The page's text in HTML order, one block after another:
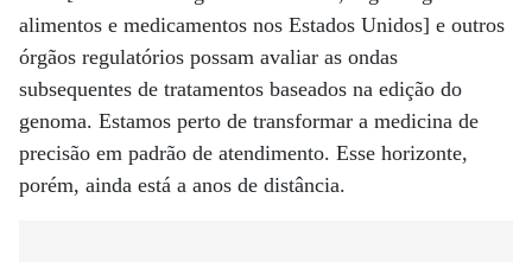
alimentos e medicamentos nos Estados Unidos] e outros
órgãos regulatórios possam avaliar as ondas
subsequentes de tratamentos baseados na edição do
genoma. Estamos perto de transformar a medicina de
precisão em padrão de atendimento. Esse horizonte,
porém, ainda está a anos de distância.